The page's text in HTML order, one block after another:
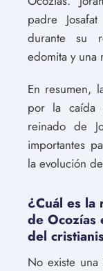
padre
durante su
edomita y
En resumen,
por la caída
reinado de
importantes
la evolución
¿Cuál es la
de Ocozías
del
No existe